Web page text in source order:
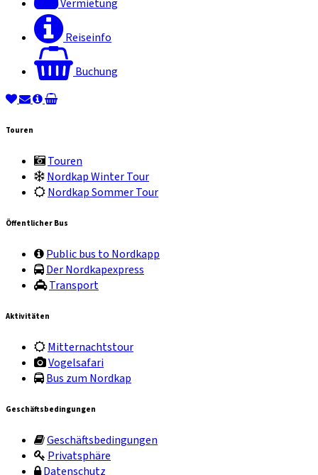
Vermietung
Reiseinfo
Buchung
Touren
Touren
Nordkap Winter Tour
Nordkap Sommer Tour
Öffentlicher Bus
Public bus to Nordkapp
Der Nordkapexpress
Transport
Aktivitäten
Mitternachtstour
Vogelsafari
Bus zum Nordkap
Geschäftsbedingungen
Geschäftsbedingungen
Privatsphäre
Datenschutz